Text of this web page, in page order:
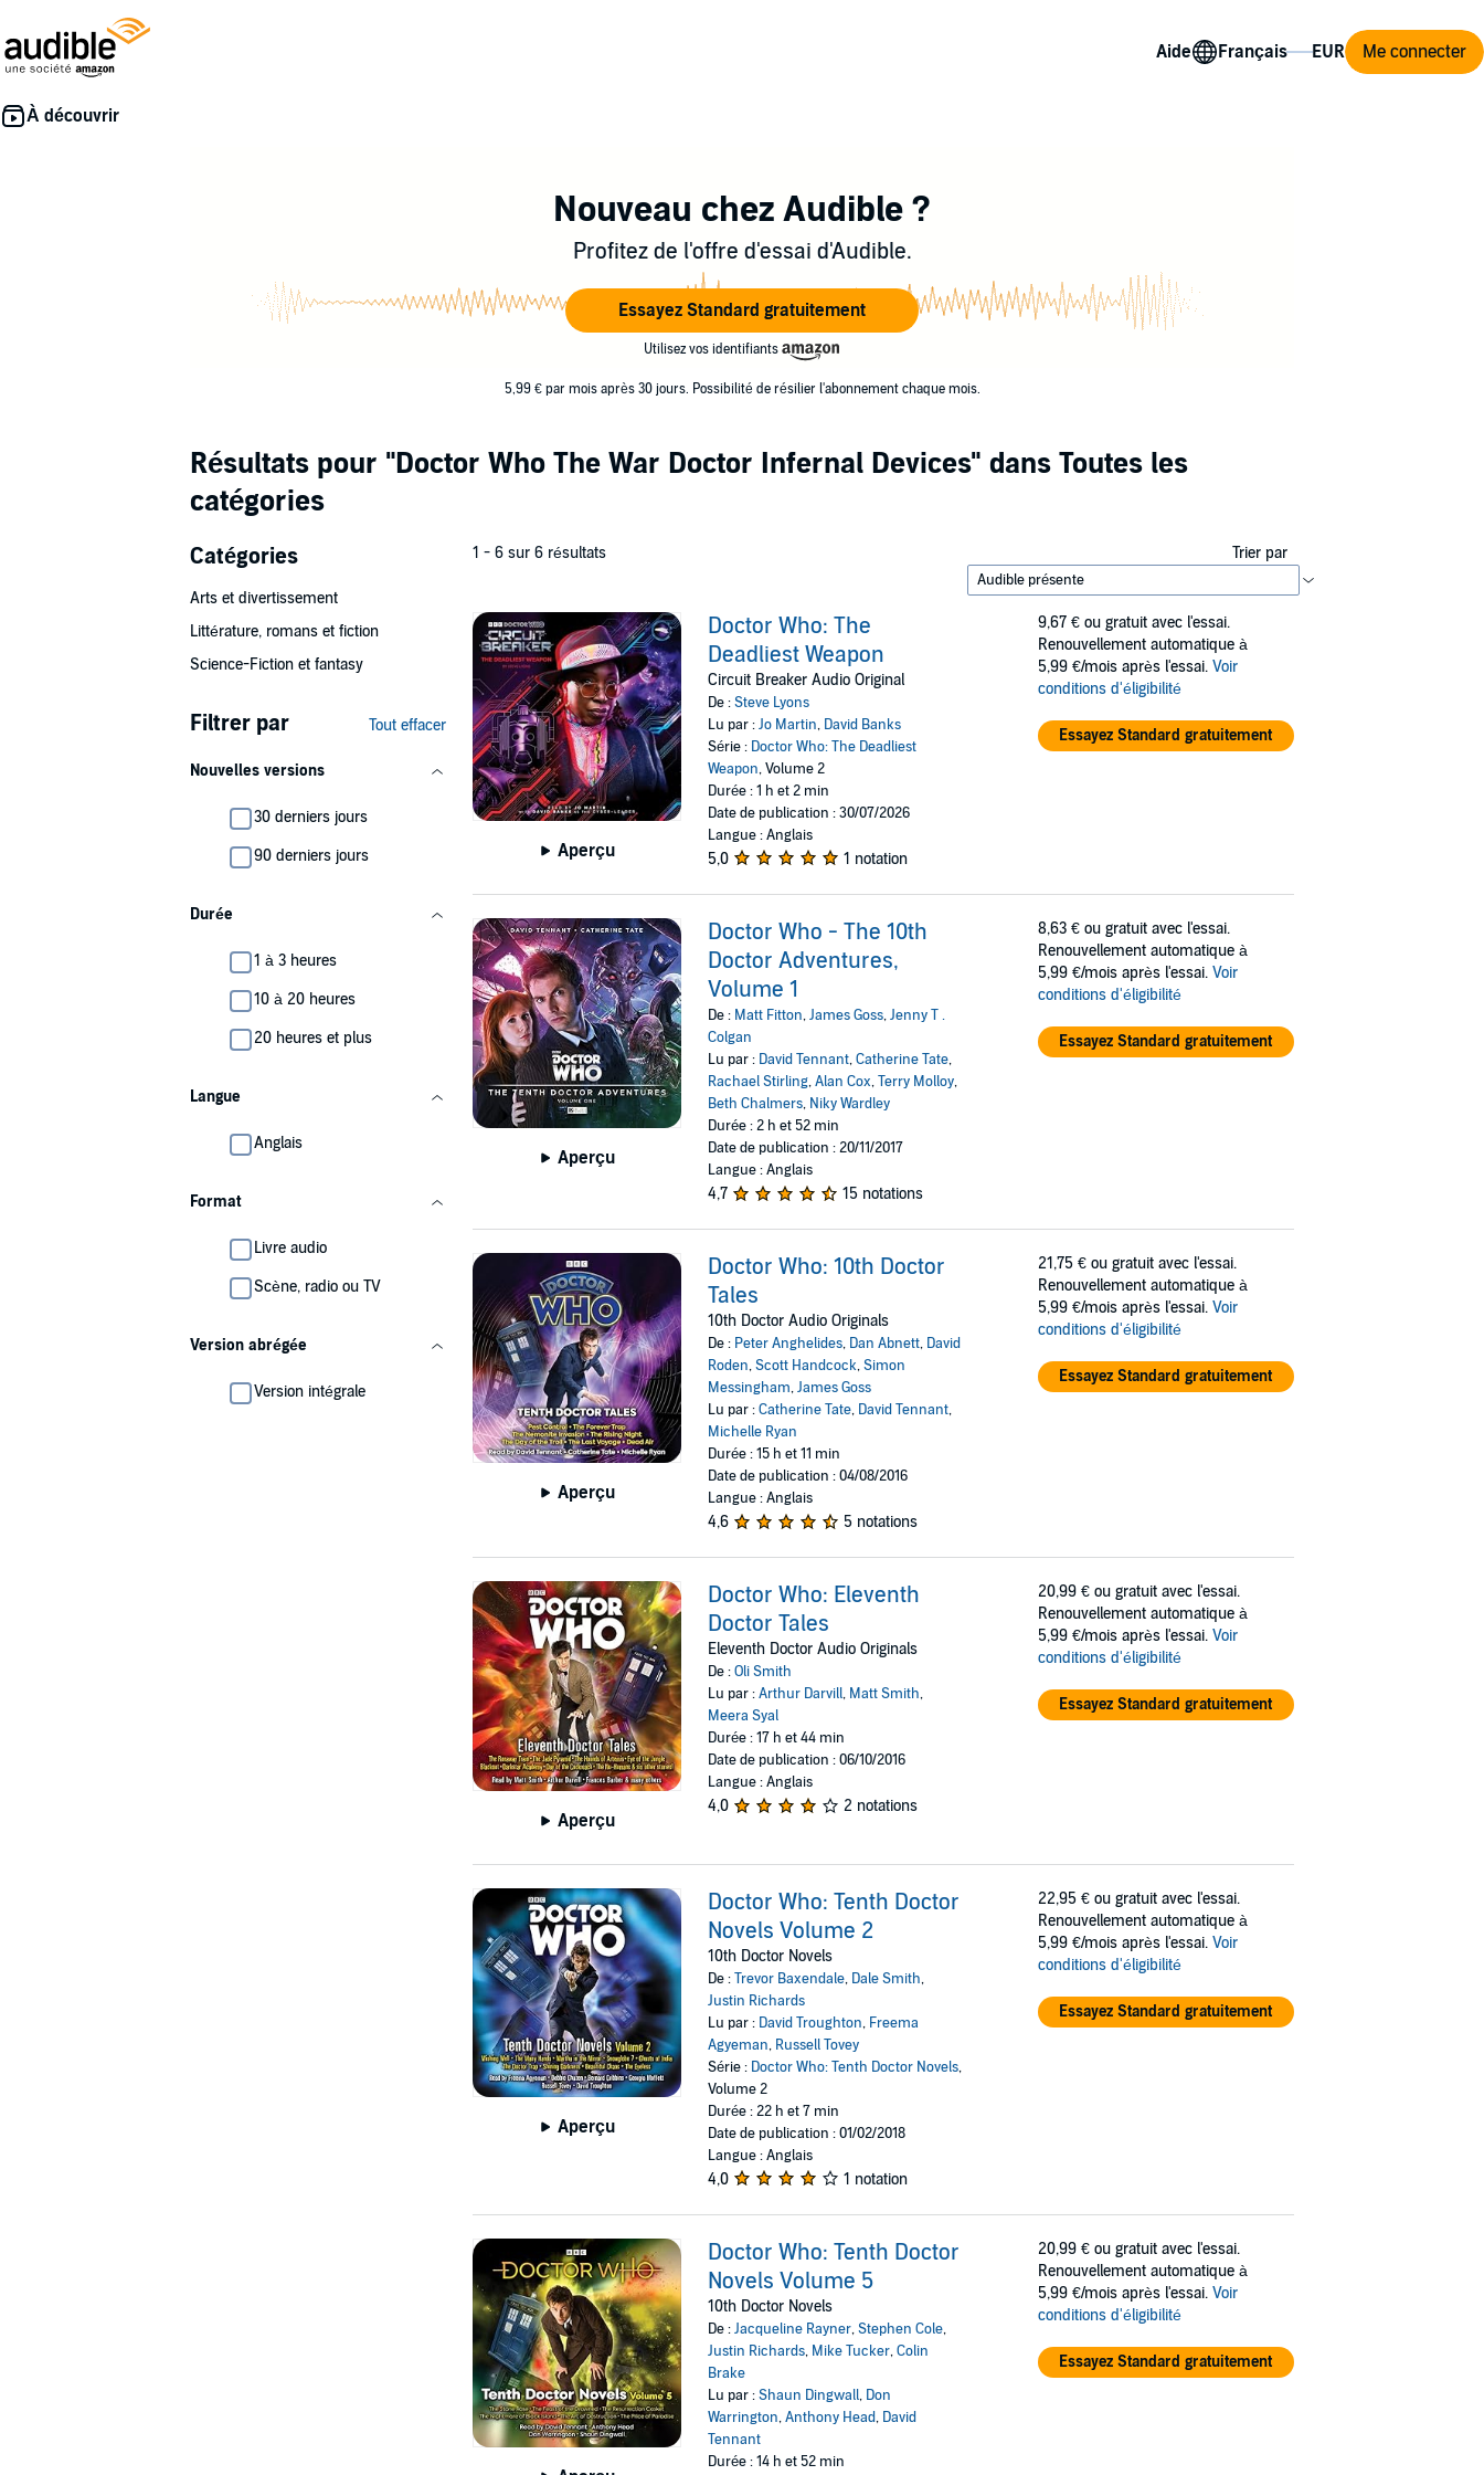
Aide Me connecter
Nouveau chez Audible ?
Profitez de l'offre d'essai d'Audible.
Essayez Standard gratuitement
Utilisez vos identifiants
5,99 € par mois après 30 jours. Possibilité de résilier l'abonnement chaque mois.
Résultats pour "Doctor Who The War Doctor Infernal Devices" dans Toutes les
catégories
Catégories
Arts et divertissement
Littérature, romans et fiction
Science-Fiction et fantasy
Filtrer par Tout effacer
Nouvelles versions
30 derniers jours
90 derniers jours
Durée
1 à 3 heures
10 à 20 heures
20 heures et plus
Langue
Anglais
Format
Livre audio
Scène, radio ou TV
Version abrégée
Version intégrale
1 - 6 sur 6 résultats Trier par
Aperçu
Doctor Who: The
Deadliest Weapon
Circuit Breaker Audio Original
De :Steve Lyons
Lu par :Jo Martin, David Banks
Série : Doctor Who: The Deadliest
Weapon, Volume 2
Durée : 1 h et 2 min
Date de publication : 30/07/2026
Langue : Anglais
5,0 1 notation
9,67 € ou gratuit avec l'essai.
Renouvellement automatique à
5,99 €/mois après l'essai. Voir
conditions d'éligibilité
Essayez Standard gratuitement
Aperçu
Doctor Who - The 10th
Doctor Adventures,
Volume 1
De : Matt Fitton,James Goss,Jenny T .
Colgan
Lu par : David Tennant,Catherine Tate,
Rachael Stirling,Alan Cox,Terry Molloy,
Beth Chalmers, Niky Wardley
Durée : 2 h et 52 min
Date de publication : 20/11/2017
Langue : Anglais
4,7 15 notations
8,63 € ou gratuit avec l'essai.
Renouvellement automatique à
5,99 €/mois après l'essai. Voir
conditions d'éligibilité
Essayez Standard gratuitement
Aperçu
Doctor Who: 10th Doctor
Tales
10th Doctor Audio Originals
De : Peter Anghelides, Dan Abnett, David
Roden,Scott Handcock,Simon
Messingham,James Goss
Lu par :Catherine Tate, David Tennant,
Michelle Ryan
Durée : 15 h et 11 min
Date de publication : 04/08/2016
Langue : Anglais
4,6 5 notations
21,75 € ou gratuit avec l'essai.
Renouvellement automatique à
5,99 €/mois après l'essai. Voir
conditions d'éligibilité
Essayez Standard gratuitement
Aperçu
Doctor Who: Eleventh
Doctor Tales
Eleventh Doctor Audio Originals
De :Oli Smith
Lu par :Arthur Darvill, Matt Smith,
Meera Syal
Durée : 17 h et 44 min
Date de publication : 06/10/2016
Langue : Anglais
4,0 2 notations
20,99 € ou gratuit avec l'essai.
Renouvellement automatique à
5,99 €/mois après l'essai. Voir
conditions d'éligibilité
Essayez Standard gratuitement
Aperçu
Doctor Who: Tenth Doctor
Novels Volume 2
10th Doctor Novels
De :Trevor Baxendale, Dale Smith,
Justin Richards
Lu par : David Troughton, Freema
Agyeman, Russell Tovey
Série : Doctor Who: Tenth Doctor Novels,
Volume 2
Durée : 22 h et 7 min
Date de publication : 01/02/2018
Langue : Anglais
4,0 1 notation
22,95 € ou gratuit avec l'essai.
Renouvellement automatique à
5,99 €/mois après l'essai. Voir
conditions d'éligibilité
Essayez Standard gratuitement
Doctor Who: Tenth Doctor
Novels Volume 5
10th Doctor Novels
De :Jacqueline Rayner,Stephen Cole,
Justin Richards, Mike Tucker,Colin
Brake
Lu par :Shaun Dingwall, Don
Warrington,Anthony Head, David
Tennant
Durée : 14 h et 52 min
20,99 € ou gratuit avec l'essai.
Renouvellement automatique à
5,99 €/mois après l'essai. Voir
conditions d'éligibilité
Essayez Standard gratuitement